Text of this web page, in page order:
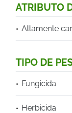
ATRIBUTO
Altamente
TIPO DE
Fungicida
Herbicida